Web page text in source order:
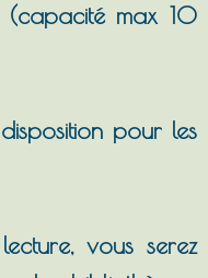
(capacité max 10
pour les
vous serez